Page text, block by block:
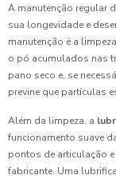
A manutenção regular
sua longevidade e
manutenção é a
o pó acumulados nas
pano seco e, se
previne que partículas
Além da limpeza, a
funcionamento suave
pontos de articulação
fabricante. Uma